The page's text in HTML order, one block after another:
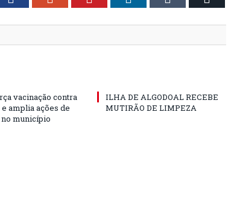
vacinação contra
amplia ações de
município
ILHA DE ALGODOAL RECEBE
MUTIRÃO DE LIMPEZA